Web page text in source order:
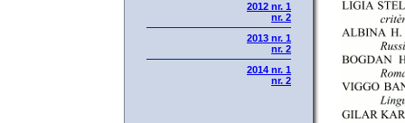
2012 nr. 1
nr. 2
2013 nr. 1
nr. 2
2014 nr. 1
nr. 2